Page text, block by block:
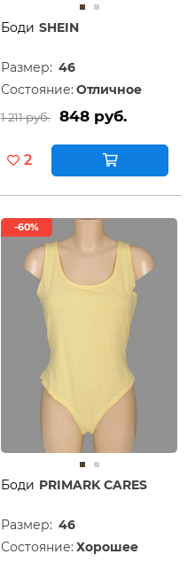
Боди SHEIN
Размер: 46
Состояние: Отличное
1 211 руб. 848 руб.
2
-60%
Боди PRIMARK CARES
Размер: 46
Состояние: Хорошее